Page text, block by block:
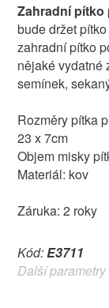
Zahradní pítko
bude držet
zahradní pítko
nějaké vydatné
semínek,
Rozměry pítka
23 x 7cm
Objem misky
Materiál: kov
Záruka: 2 roky
Kód:E3711
Další parametry